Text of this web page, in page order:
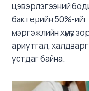
цэвэрлэгээний
бактерийн 50%-
мэргэжлийн хүмүүс
ариутгал,
устдаг байна.